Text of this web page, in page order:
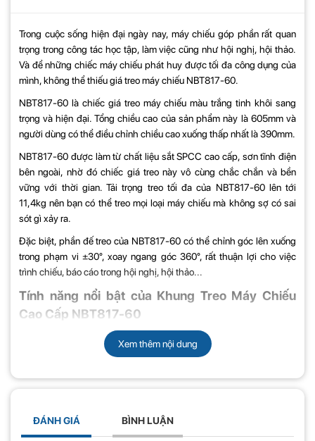
Trong cuộc sống hiện đại ngày nay, máy chiếu góp phần rất quan
trọng trong công tác học tập, làm việc cũng như hội nghị, hội thảo.
Và để những chiếc máy chiếu phát huy được tối đa công dụng của
mình, không thể thiếu giá treo máy chiếu NBT817-60.
NBT817-60 là chiếc giá treo máy chiếu màu trắng tinh khôi sang
trọng và hiện đại. Tổng chiều cao của sản phẩm này là 605mm và
người dùng có thể điều chỉnh chiều cao xuống thấp nhất là 390mm.
NBT817-60 được làm từ chất liệu sắt SPCC cao cấp, sơn tĩnh điện
bên ngoài, nhờ đó chiếc giá treo này vô cùng chắc chắn và bền
vững với thời gian. Tải trọng treo tối đa của NBT817-60 lên tới
11,4kg nên bạn có thể treo mọi loại máy chiếu mà không sợ có sai
sót gì xảy ra.
Đặc biệt, phần đế treo của NBT817-60 có thể chỉnh góc lên xuống
trong phạm vi ±30°, xoay ngang góc 360°, rất thuận lợi cho việc
trình chiếu, báo cáo trong hội nghị, hội thảo...
Tính năng nổi bật của Khung Treo Máy Chiếu
Cao Cấp NBT817-60
+ Phù hợp cho tất cả các loại LCD / DLP / Projectors với thiết bị
điều chỉnh độ cao có sẵn
+ Lý tưởng cho máy chiếu nhẹ
+ Thiết kế khóa định vị
Xem thêm nội dung
ĐÁNH GIÁ BÌNH LUẬN